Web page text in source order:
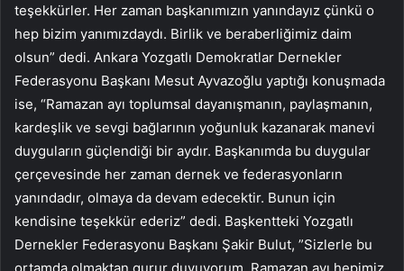
teşekkürler. Her zaman başkanımızın yanındayız çünkü o
hep bizim yanımızdaydı. Birlik ve beraberliğimiz daim
olsun” dedi. Ankara Yozgatlı Demokratlar Dernekler
Federasyonu Başkanı Mesut Ayvazoğlu yaptığı konuşmada
ise, “Ramazan ayı toplumsal dayanışmanın, paylaşmanın,
kardeşlik ve sevgi bağlarının yoğunluk kazanarak manevi
duyguların güçlendiği bir aydır. Başkanımda bu duygular
çerçevesinde her zaman dernek ve federasyonların
yanındadır, olmaya da devam edecektir. Bunun için
kendisine teşekkür ederiz” dedi. Başkentteki Yozgatlı
Dernekler Federasyonu Başkanı Şakir Bulut, ”Sizlerle bu